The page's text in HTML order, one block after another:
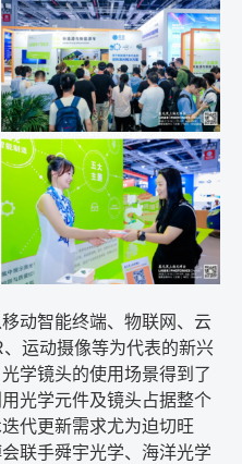
动智能终端、物联网、云
、运动摄像等为代表的新兴
学镜头的使用场景得到了
光学元件及镜头占据整个
代更新需求尤为迫切旺
联手舜宇光学、海洋光学